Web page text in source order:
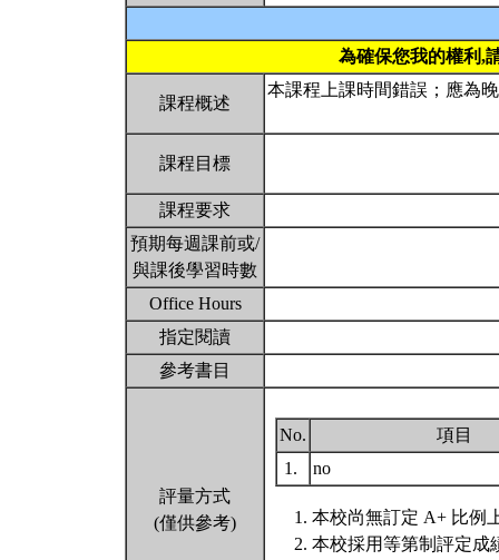
為確保您我的權利,
課程概述
本課程上課時間錯誤；應為
課程目標
課程要求
預期每週課前或/
與課後學習時數
Office Hours
指定閱讀
參考書目
評量方式
(僅供參考)
No.
項目
1.
no
本校尚無訂定 A+ 比例
本校採用等第制評定成